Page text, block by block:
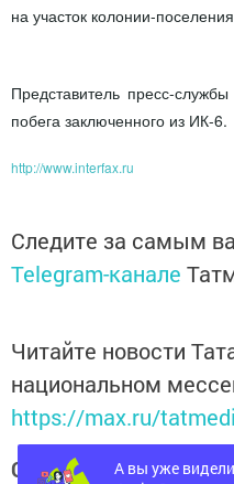
на участок колонии-
Представитель пресс-
побега заключенного из ИК-6.
http://www.interfax.ru
Следите за самым
Telegram-канале
Читайте новости
национальном
https://max.ru/
Следите за самым
А вы уже